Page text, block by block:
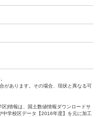
があります。その場合、現状と異なる可
)情報は、国土数値情報ダウンロードサ
学校区データ【2016年度】を元に加工